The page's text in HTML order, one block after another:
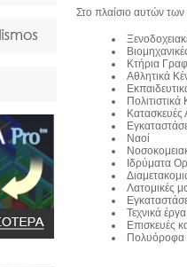
Στο πλαίσιο αυτών
Κτήρια
Αθλητικά
Πολιτιστικά
Ναοί
Ιδρύματα
Λατομικές
Τεχνικά
Επισκευές
Πολυόροφα